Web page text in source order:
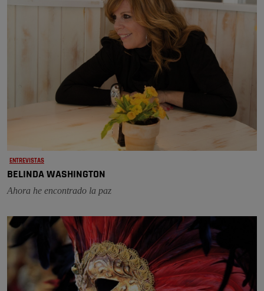
ENTREVISTAS
BELINDA WASHINGTON
Ahora he encontrado la paz